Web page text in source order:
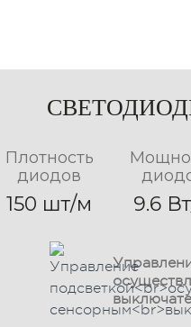
Плотность
диодов
150 шт/м 9.6